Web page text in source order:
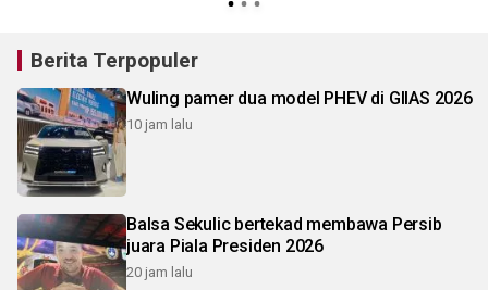
Berita Terpopuler
Wuling pamer dua model PHEV di GIIAS 2026
10 jam lalu
Balsa Sekulic bertekad membawa Persib
juara Piala Presiden 2026
20 jam lalu